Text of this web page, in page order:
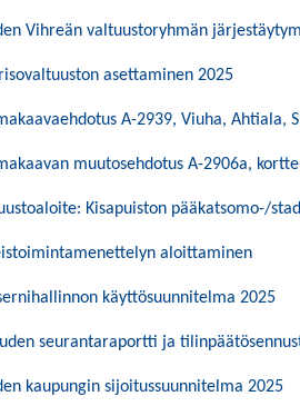
Vihreän valtuustoryhmän
asettaminen 2025
A-2939, Viuha, Ahtiala,
muutosehdotus A-2906a,
Kisapuiston pääkatsomo-/
aloittaminen
käyttösuunnitelma 2025
seurantaraportti ja
kaupungin sijoitussuunnitelma 2025